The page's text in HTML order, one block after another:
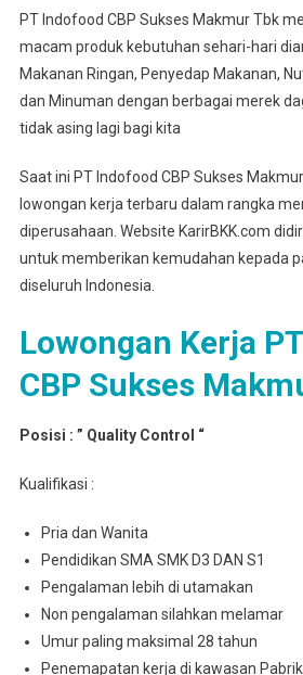
PT Indofood CBP Sukses Makmur Tbk
macam produk kebutuhan sehari-hari
Makanan Ringan, Penyedap Makanan,
dan Minuman dengan berbagai merek
tidak asing lagi bagi kita
Saat ini PT Indofood CBP Sukses
lowongan kerja terbaru dalam rangka
diperusahaan. Website KarirBKK.com
untuk memberikan kemudahan kepada
diseluruh Indonesia.
Lowongan Kerja
CBP Sukses
Posisi : ” Quality Control “
Kualifikasi :
Pria dan Wanita
Pendidikan SMA SMK D3 DAN S1
Pengalaman lebih di utamakan
Non pengalaman silahkan melamar
Umur paling maksimal 28 tahun
Penemapatan kerja di kawasan Pabrik